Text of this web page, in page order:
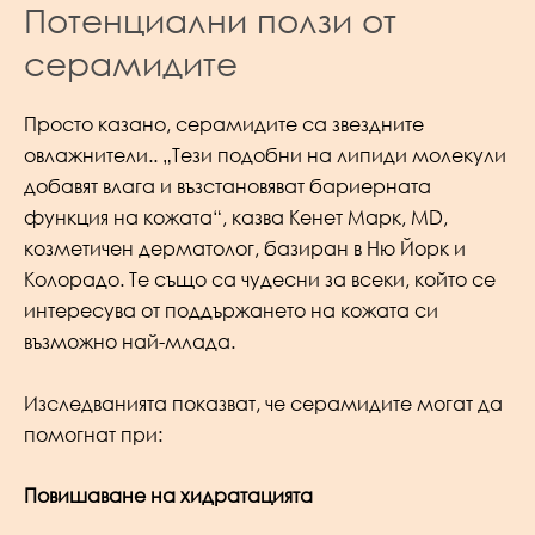
Потенциални ползи от
серамидите
Просто казано, серамидите са звездните
овлажнители.. „Тези подобни на липиди молекули
добавят влага и възстановяват бариерната
функция на кожата“, казва Кенет Марк, MD,
козметичен дерматолог, базиран в Ню Йорк и
Колорадо. Те също са чудесни за всеки, който се
интересува от поддържането на кожата си
възможно най-млада.
Изследванията показват, че серамидите могат да
помогнат при:
Повишаване на хидратацията